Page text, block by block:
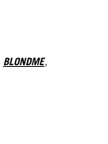
BLONDME,